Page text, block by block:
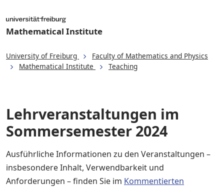
Mathematical Institute
University of Freiburg
Faculty of Mathematics and Physics
Mathematical Institute
Teaching
Lehrveranstaltungen im
Sommersemester 2024
Ausführliche Informationen zu den Veranstaltungen –
insbesondere Inhalt, Verwendbarkeit und
Anforderungen – finden Sie im Kommentierten